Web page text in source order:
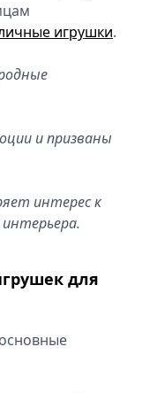
игрушки.
и призваны
интерес к
для